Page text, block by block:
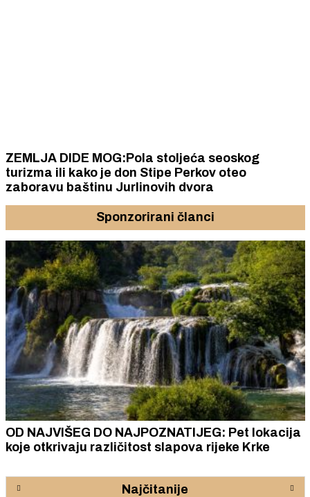
ZEMLJA DIDE MOG:Pola stoljeća seoskog
turizma ili kako je don Stipe Perkov oteo
zaboravu baštinu Jurlinovih dvora
Sponzorirani članci
OD NAJVIŠEG DO NAJPOZNATIJEG: Pet lokacija
koje otkrivaju različitost slapova rijeke Krke
Najčitanije